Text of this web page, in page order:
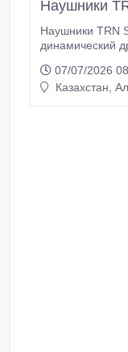
Наушники
Наушники TRN ST7 IEM Внутри 7
динамический
спаренная
частот, спаренная арматура 30095 в звуководе для
07/07/2026
Казахстан,